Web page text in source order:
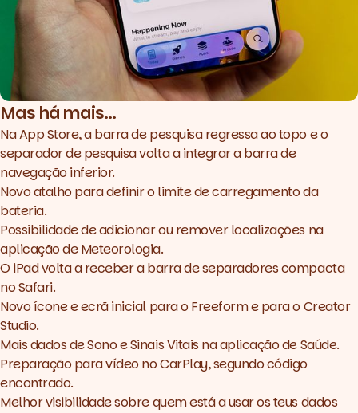
Mas há mais...
Na App Store, a barra de pesquisa regressa ao topo e o
separador de pesquisa volta a integrar a barra de
navegação inferior.
Novo atalho para definir o limite de carregamento da
bateria.
Possibilidade de adicionar ou remover localizações na
aplicação de Meteorologia.
O iPad volta a receber a barra de separadores compacta
no Safari.
Novo ícone e ecrã inicial para o Freeform e para o Creator
Studio.
Mais dados de Sono e Sinais Vitais na aplicação de Saúde.
Preparação para vídeo no CarPlay, segundo código
encontrado.
Melhor visibilidade sobre quem está a usar os teus dados